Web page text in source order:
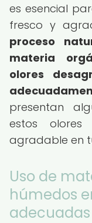
es esencial
fresco y
proceso
materia
olores
presentan
estos
agradable en
Uso de
húmedos
adecuadas